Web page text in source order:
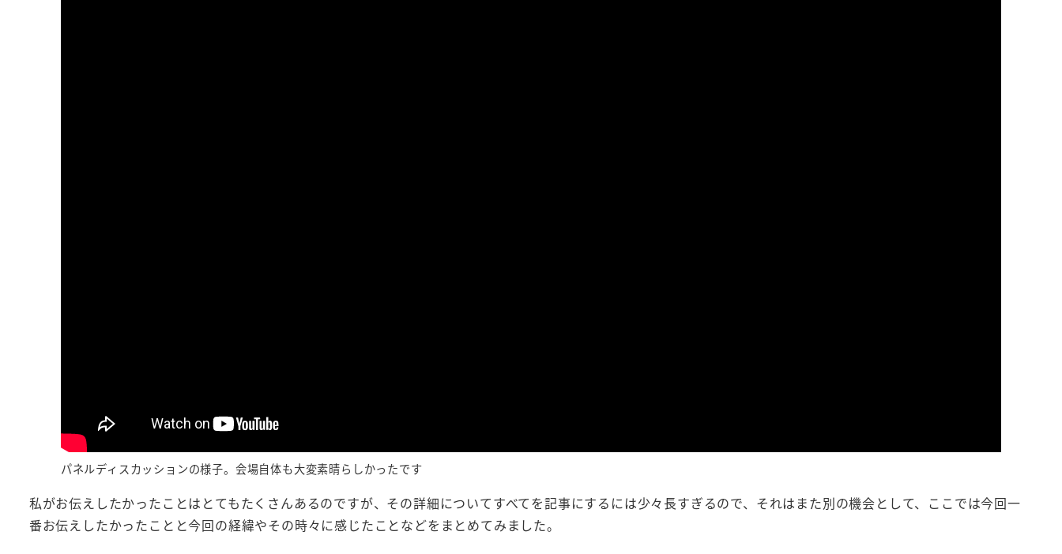
パネルディスカッションの様子。会場自体も大変素晴らしかったです
私がお伝えしたかったことはとてもたくさんあるのですが、その詳細についてすべてを記事にするには少々長すぎるので、それはまた別の機会として、ここでは今回一
番お伝えしたかったことと今回の経緯やその時々に感じたことなどをまとめてみました。